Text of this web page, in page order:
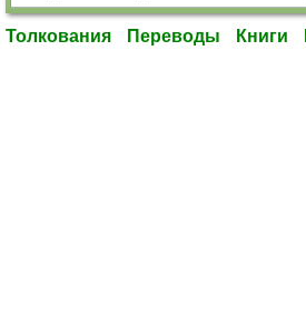
Толкования Переводы Книги